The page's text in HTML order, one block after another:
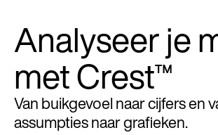
Analyseer je
met Crest™
Van buikgevoel naar cijfers en
assumpties naar grafieken.